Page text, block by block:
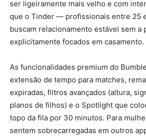
ser ligeiramente mais velho e com
que o Tinder — profissionais entre 25
buscam relacionamento estável sem a
explicitamente focados em casamento.
As funcionalidades premium do
extensão de tempo para matches,
expiradas, filtros avançados (altura,
planos de filhos) e o Spotlight que
topo da fila por 30 minutos. Para
sentem sobrecarregadas em outros